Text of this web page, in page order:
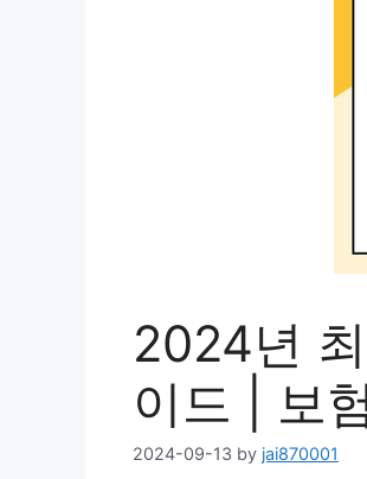
2024년
이드 | 보
2024-09-13 by jai870001